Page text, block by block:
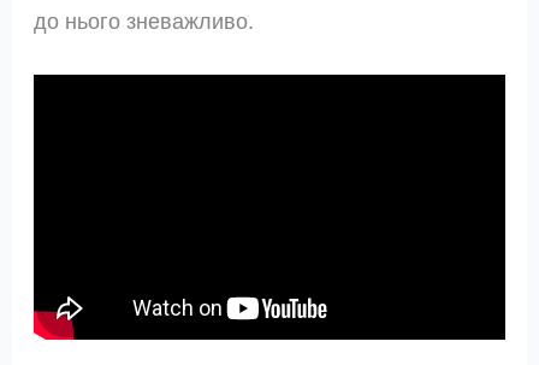
до нього зневажливо.